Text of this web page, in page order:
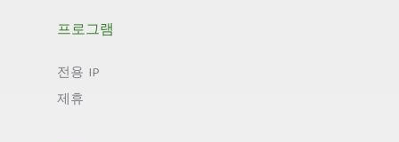
프로그램
전용 IP
제휴